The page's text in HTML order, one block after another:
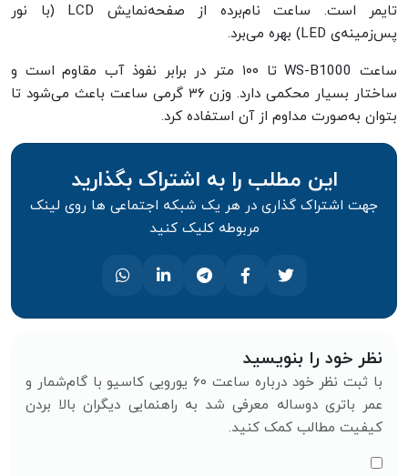
تایمر است. ساعت نام‌برده از صفحه‌نمایش LCD (با نور
پس‌زمینه‌ی LED) بهره می‌برد.
ساعت WS-B1000 تا ۱۰۰ متر در برابر نفوذ آب مقاوم است و
ساختار بسیار محکمی دارد. وزن ۳۶ گرمی ساعت باعث می‌شود تا
بتوان به‌صورت مداوم از آن استفاده کرد.
این مطلب را به اشتراک بگذارید
جهت اشتراک گذاری در هر یک شبکه اجتماعی ها روی لینک
مربوطه کلیک کنید
نظر خود را بنویسید
با ثبت نظر خود درباره ساعت ۶۰ یورویی کاسیو با گام‌شمار و
عمر باتری دوساله معرفی شد به راهنمایی دیگران بالا بردن
کیفیت مطالب کمک کنید.